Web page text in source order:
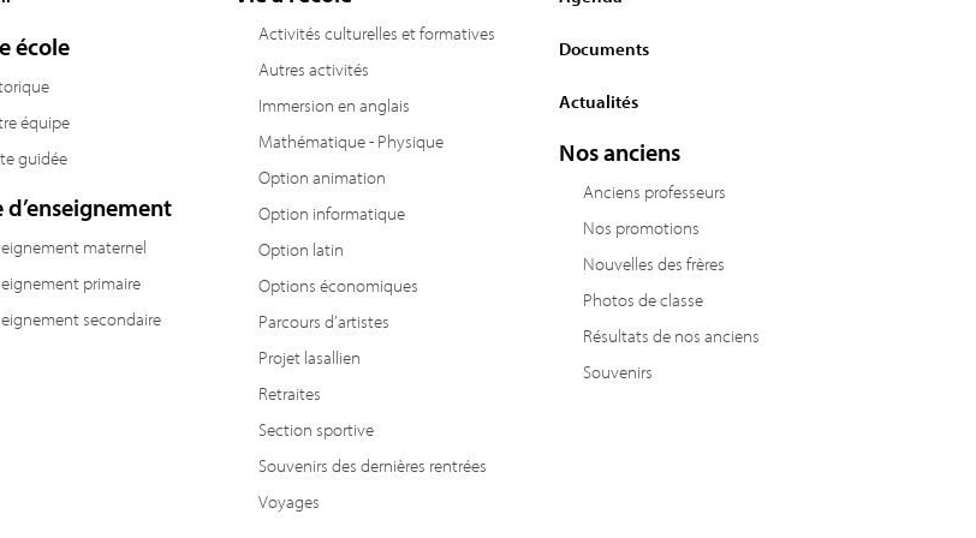
école
équipe
guidée
d’enseignement
maternel
primaire
secondaire
Activités culturelles et formatives
Autres activités
Immersion en anglais
Mathématique - Physique
Option animation
Option informatique
Option latin
Options économiques
Parcours d’artistes
Projet lasallien
Retraites
Section sportive
Souvenirs des dernières rentrées
Voyages
Documents
Actualités
Nos anciens
Anciens professeurs
Nos promotions
Nouvelles des frères
Photos de classe
Résultats de nos anciens
Souvenirs